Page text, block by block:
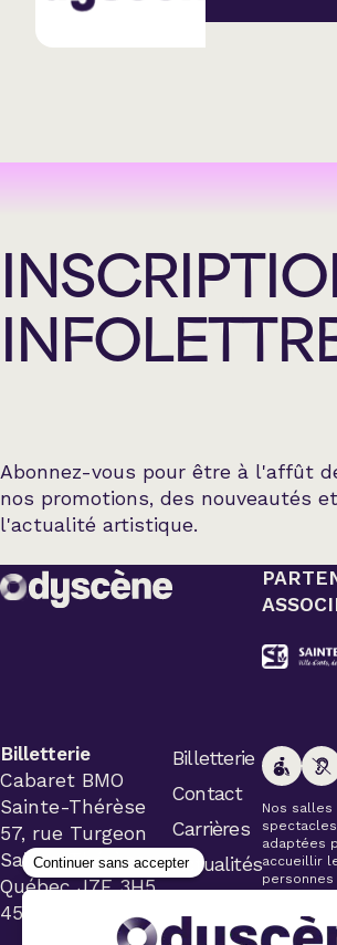
Abonnez-vous pour être à l'affût
nos promotions, des nouveautés
l'actualité artistique.
Billetterie
Cabaret BMO
Sainte-Thérèse
57, rue Turgeon
Sainte-Thérèse
Québec J7E 3H5
450 434-4006
Billetterie
Contact
Carrières
Actualités
Nos salles
adaptées
accueillir
personnes
Veuillez